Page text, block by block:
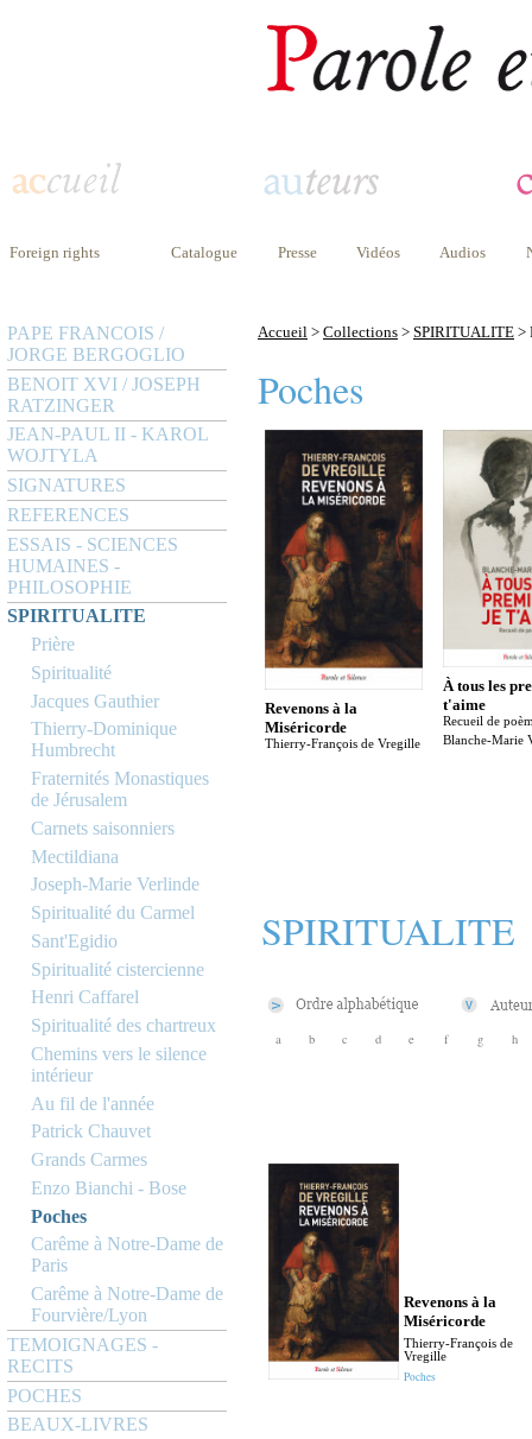
Foreign rights Catalogue Presse Vidéos Audios
PAPE FRANCOIS /
JORGE BERGOGLIO
BENOIT XVI / JOSEPH
RATZINGER
JEAN-PAUL II - KAROL
WOJTYLA
SIGNATURES
REFERENCES
ESSAIS - SCIENCES
HUMAINES -
PHILOSOPHIE
SPIRITUALITE
Prière
Spiritualité
Jacques Gauthier
Thierry-Dominique
Humbrecht
Fraternités Monastiques
de Jérusalem
Carnets saisonniers
Mectildiana
Joseph-Marie Verlinde
Spiritualité du Carmel
Sant'Egidio
Spiritualité cistercienne
Henri Caffarel
Spiritualité des chartreux
Chemins vers le silence
intérieur
Au fil de l'année
Patrick Chauvet
Grands Carmes
Enzo Bianchi - Bose
Poches
Carême à Notre-Dame de
Paris
Carême à Notre-Dame de
Fourvière/Lyon
TEMOIGNAGES -
RECITS
POCHES
BEAUX-LIVRES
Accueil > Collections > SPIRITUALITE >
Poches
Revenons à la
Miséricorde
Thierry-François de Vregille
À tous les
t'aime
Recueil de
Blanche-Marie
SPIRITUALITE
a b c d e f g h
Revenons à la
Miséricorde
Thierry-François de
Vregille
Poches